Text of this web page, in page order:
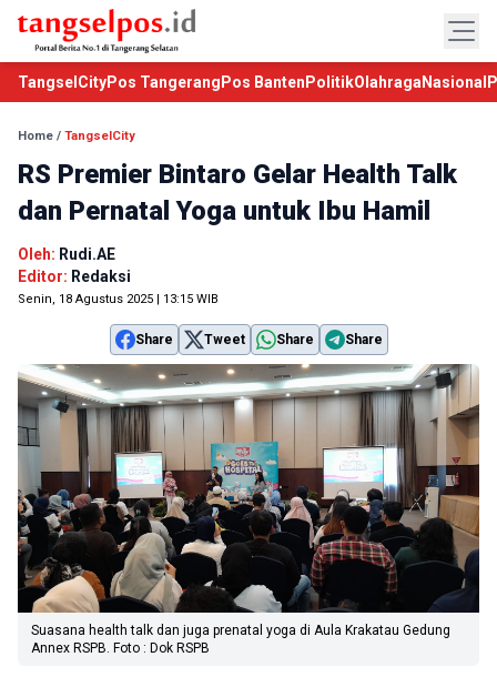
TangselCityPos Tangerang Pos Banten PolitikOlahraga Nasional
Home / TangselCity
RS Premier Bintaro Gelar Health Talk
dan Pernatal Yoga untuk Ibu Hamil
Oleh: Rudi.AE
Editor: Redaksi
Senin, 18 Agustus 2025 | 13:15 WIB
Share Tweet Share Share
Suasana health talk dan juga prenatal yoga di Aula Krakatau Gedung
Annex RSPB. Foto : Dok RSPB